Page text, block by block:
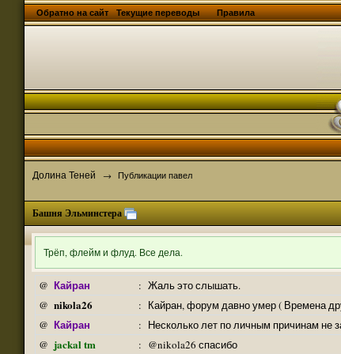
Обратно на сайт Текущие переводы Правила
Долина Теней → Публикации павел
Башня Эльминстера
Трёп, флейм и флуд. Все дела.
@ Кайран : Жаль это слышать.
@ nikola26 : Кайран, форум давно умер ( Времена
@ Кайран : Несколько лет по личным причинам не
@ jackal tm : @nikola26 спасибо